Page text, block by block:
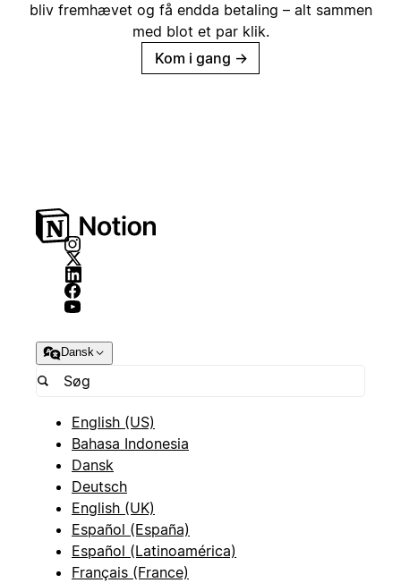
bliv fremhævet og få endda betaling – alt sammen
med blot et par klik.
Kom i gang →
Dansk
English (US)
Bahasa Indonesia
Dansk
Deutsch
English (UK)
Español (España)
Español (Latinoamérica)
Français (France)